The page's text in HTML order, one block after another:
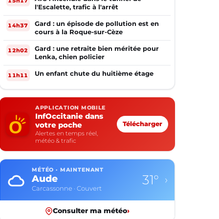
l'Escalette, trafic à l'arrêt
14h37
Gard : un épisode de pollution est en
cours à la Roque-sur-Cèze
12h02
Gard : une retraite bien méritée pour
Lenka, chien policier
11h11 Un enfant chute du huitième étage
APPLICATION MOBILE
InfOccitanie dans
votre poche
Alertes en temps réel,
météo & trafic
Télécharger
MÉTÉO · MAINTENANT
Aude
Carcassonne · Couvert
31° ›
Consulter ma météo›